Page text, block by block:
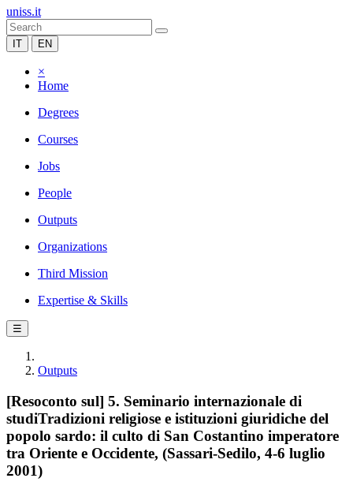
uniss.it
IT EN
×
Home
Degrees
Courses
Jobs
People
Outputs
Organizations
Third Mission
Expertise & Skills
☰
Outputs
[Resoconto sul] 5. Seminario internazionale di
studiTradizioni religiose e istituzioni giuridiche del
popolo sardo: il culto di San Costantino imperatore
tra Oriente e Occidente, (Sassari-Sedilo, 4-6 luglio
2001)